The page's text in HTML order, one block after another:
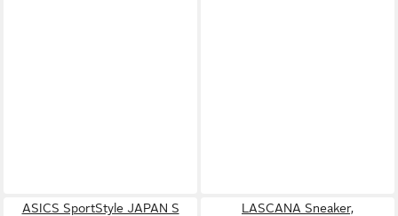
ASICS SportStyle JAPAN S LASCANA Sneaker,